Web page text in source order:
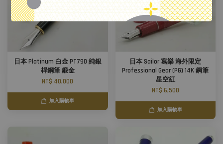
日本 Platinum 白金 PT790 純銀
桿鋼筆 鍛金
NT$ 40,000
加入購物車
日本 Sailor 寫樂 海外限定
Professional Gear (PG) 14K 鋼筆
星空紅
NT$ 6,500
加入購物車